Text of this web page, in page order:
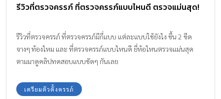
รีวิวที่ตรวจครรภ์ ที่ตรวจครรภ์แบบไหนดี ตรวจแม่นสุด!
รีวิวที่ตรวจครรภ์ ที่ตรวจครรภ์มีกี่แบบ แต่ละแบบใช้ยังไง ขึ้น 2 ขีด
จางๆ ท้องไหม และ ที่ตรวจครรภ์แบบไหนดี ยี่ห้อไหนตรวจแม่นสุด
ตามมาดูคลิปทดสอบแบบชัดๆ กันเลย
เตรียมตัวตั้งครรภ์